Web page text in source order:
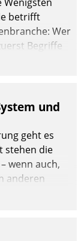
betrifft
Wer
Begriffe
Allein
ist es nicht
und
geht es
stehen die
wenn auch,
anderen